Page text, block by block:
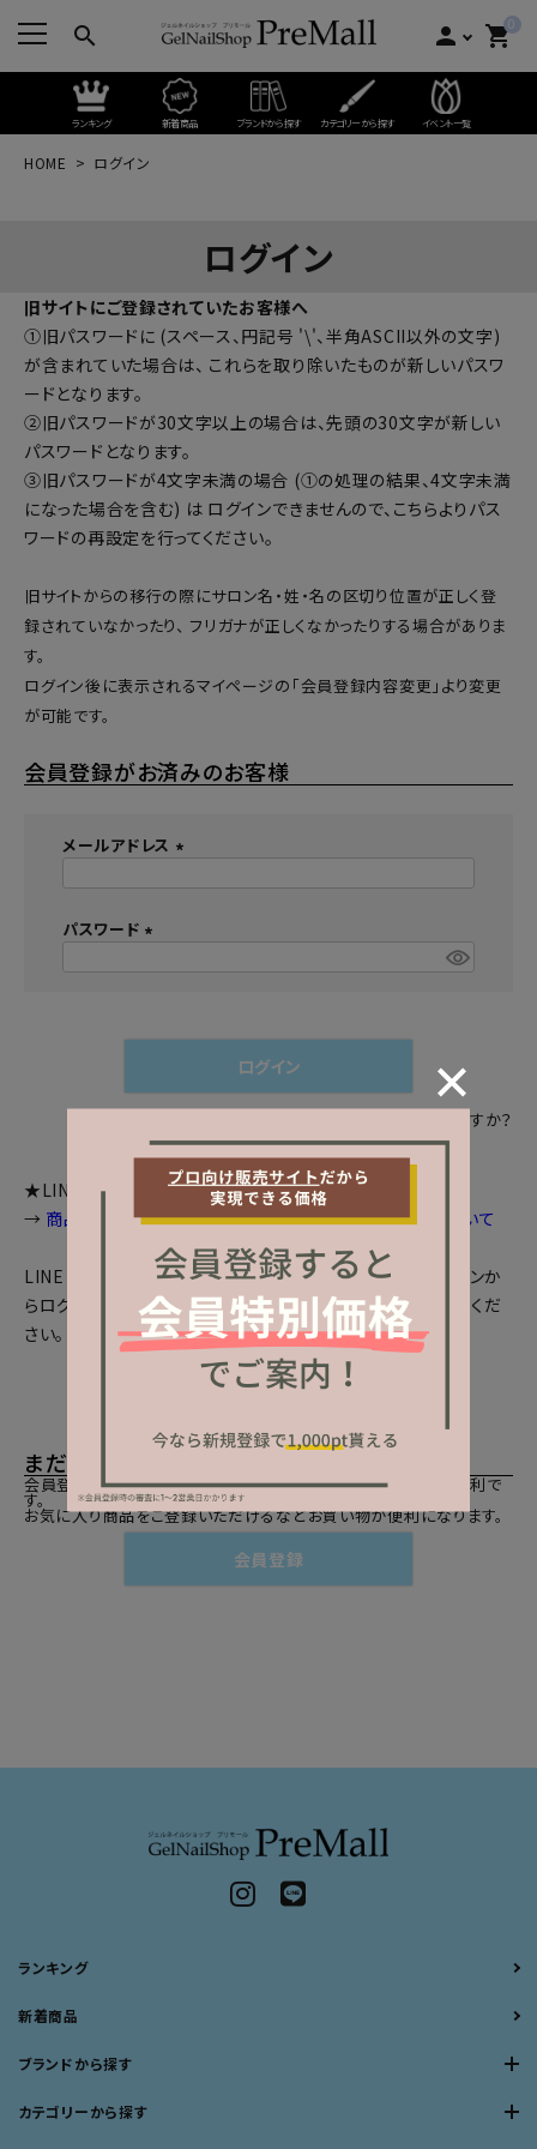
search person 0
shopping_cart
ランキング 新着商品 ブランドから探す カテゴリーから探す イベント一覧
HOME ログイン
ログイン
旧サイトにご登録されていたお客様へ
①旧パスワードに (スペース、円記号 '\'、半角ASCII以外の文字)
が含まれていた場合は、 これらを取り除いたものが新しいパスワ
ードとなります。
②旧パスワードが30文字以上の場合は、先頭の30文字が新しい
パスワードとなります。
③旧パスワードが4文字未満の場合 (①の処理の結果、4文字未満
になった場合を含む) は ログインできませんので、 こちらよりパス
ワードの再設定を行ってください。
旧サイトからの移行の際にサロン名・姓・名の区切り位置が正しく登
録されていなかったり、 フリガナが正しくなかったりする場合がありま
す。
ログイン後に表示されるマイページの「会員登録内容変更」より変更
が可能です。
会員登録がお済みのお客様
メールアドレス
)
パスワード
ログイン
パスワードをお忘れですか？
★LINEログインをご利用のお客様へお知らせ
→ 商品画面等で個数選択等が出来ない場合の対処法について
LINEとの会員連携がお済みの方は、「LINEでログイン」ボタンか
らログインしてください。まだの方は、LINEと会員連携
をしてくだ
さい。
まだご登録がお済みでないお客様
会員登録をしていただきますと、二度目のお買い物時にとても便利で
す。
お気に入り商品をご登録いただけるなどお買い物が便利になります。
会員登録
ランキング
新着商品
ブランドから探す
カテゴリーから探す